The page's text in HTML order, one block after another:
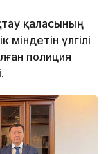
қаласының
үлгілі
полиция